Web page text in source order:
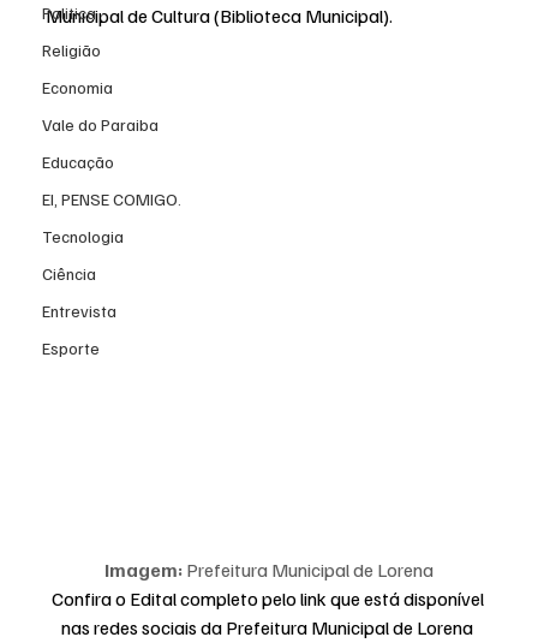
Politica
Religião
Economia
Vale do Paraiba
Educação
EI, PENSE COMIGO.
Tecnologia
Ciência
Entrevista
Esporte
Municipal de Cultura (Biblioteca Municipal).
Imagem: Prefeitura Municipal de Lorena
Confira o Edital completo pelo link que está disponível
nas redes sociais da Prefeitura Municipal de Lorena